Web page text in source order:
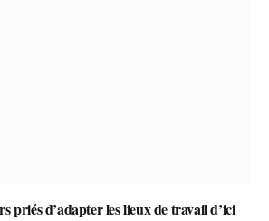
priés d’adapter les lieux de travail d’ici